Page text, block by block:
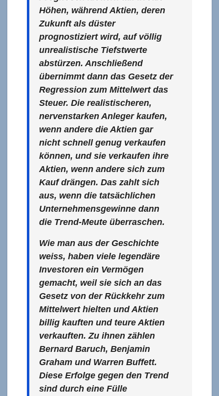
Höhen, während Aktien, deren
Zukunft als düster
prognostiziert wird, auf völlig
unrealistische Tiefstwerte
abstürzen. Anschließend
übernimmt dann das Gesetz der
Regression zum Mittelwert das
Steuer. Die realistischeren,
nervenstarken Anleger kaufen,
wenn andere die Aktien gar
nicht schnell genug verkaufen
können, und sie verkaufen ihre
Aktien, wenn andere sich zum
Kauf drängen. Das zahlt sich
aus, wenn die tatsächlichen
Unternehmensgewinne dann
die Trend-Meute überraschen.
Wie man aus der Geschichte
weiss, haben viele legendäre
Investoren ein Vermögen
gemacht, weil sie sich an das
Gesetz von der Rückkehr zum
Mittelwert hielten und Aktien
billig kauften und teure Aktien
verkauften. Zu ihnen zählen
Bernard Baruch, Benjamin
Graham und Warren Buffett.
Diese Erfolge gegen den Trend
sind durch eine Fülle